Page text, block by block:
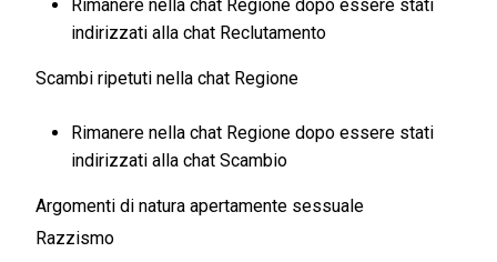
Rimanere nella chat Regione dopo essere stati
indirizzati alla chat Reclutamento
Scambi ripetuti nella chat Regione
Rimanere nella chat Regione dopo essere stati
indirizzati alla chat Scambio
Argomenti di natura apertamente sessuale
Razzismo